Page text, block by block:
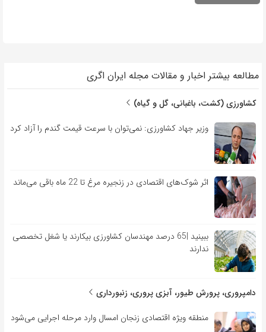
مطالعه بیشتر اخبار و مقالات مجله ایران اگری
کشاورزی (کشت، باغبانی، گل و گیاه)
وزیر جهاد کشاورزی: نمی‌توان با سرعت قیمت گندم را آزاد کرد
اثر شوک‌های اقتصادی در زنجیره مرغ تا 22 ماه باقی می‌ماند
ببینید |65 درصد مهندسان کشاورزی بیکارند یا شغل تخصصی
ندارند
دامپروری، پرورش طیور، آبزی پروری، زنبورداری
منطقه ویژه اقتصادی زنجان امسال وارد مرحله اجرایی می‌شود